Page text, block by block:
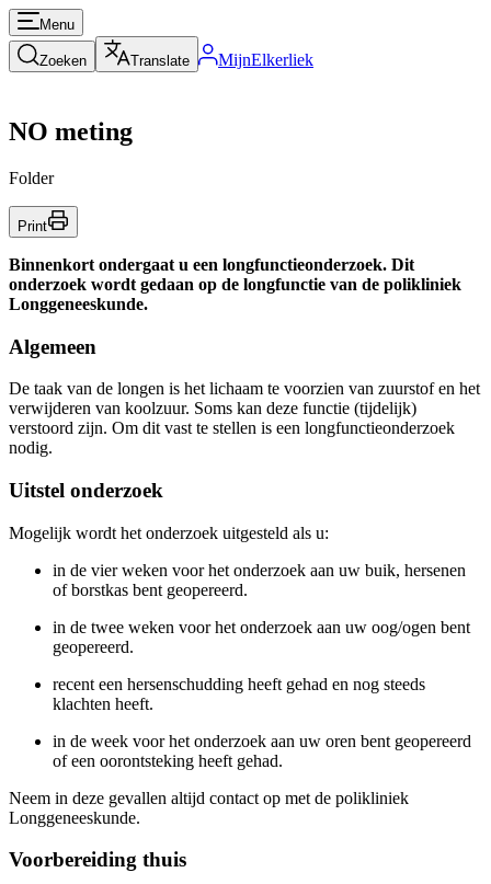
Menu
Zoeken Translate MijnElkerliek
NO meting
Folder
Print
Binnenkort ondergaat u een longfunctieonderzoek. Dit
onderzoek wordt gedaan op de longfunctie van de polikliniek
Longgeneeskunde.
Algemeen
De taak van de longen is het lichaam te voorzien van zuurstof en het
verwijderen van koolzuur. Soms kan deze functie (tijdelijk)
verstoord zijn. Om dit vast te stellen is een longfunctieonderzoek
nodig.
Uitstel onderzoek
Mogelijk wordt het onderzoek uitgesteld als u:
in de vier weken voor het onderzoek aan uw buik, hersenen
of borstkas bent geopereerd.
in de twee weken voor het onderzoek aan uw oog/ogen bent
geopereerd.
recent een hersenschudding heeft gehad en nog steeds
klachten heeft.
in de week voor het onderzoek aan uw oren bent geopereerd
of een oorontsteking heeft gehad.
Neem in deze gevallen altijd contact op met de polikliniek
Longgeneeskunde.
Voorbereiding thuis